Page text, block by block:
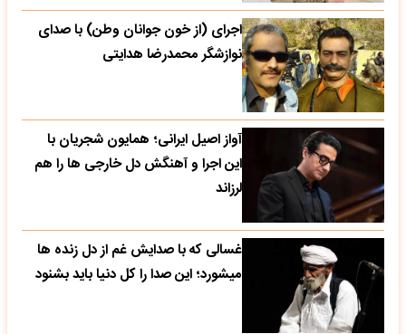
اجرای (از خون جوانان وطن) با صدای
نوازشگر محمدرضا هدایتی
آواز اصیل ایرانی؛ همایون شجریان با
این اجرا و آهنگش دل خارجی ها را هم
لرزاند
غسالی که با صدایش غم از دل زنده ها
میشورد؛ این صدا را کل دنیا باید بشنود